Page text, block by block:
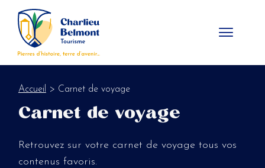
Accueil > Carnet de voyage
Carnet de voyage
Retrouvez sur votre carnet de voyage tous vos
contenus favoris.
Panneau de gestion des cookies